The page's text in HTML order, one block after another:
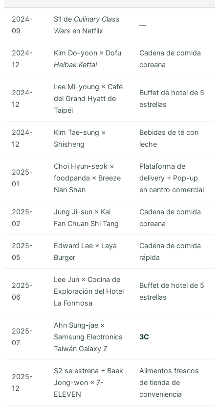
2024-
09
S1 de Culinary Class
Wars en Netflix
—
2024-
12
Kim Do-yoon × Dofu
Heibak Kettai
Cadena de comida
coreana
2024-
12
Lee Mi-young × Café
del Grand Hyatt de
Taipéi
Buffet de hotel de 5
estrellas
2024-
12
Kim Tae-sung ×
Shisheng
Bebidas de té con
leche
2025-
01
Choi Hyun-seok ×
foodpanda × Breeze
Nan Shan
Plataforma de
delivery + Pop-up
en centro comercial
2025-
02
Jung Ji-sun × Kai
Fan Chuan Shi Tang
Cadena de comida
coreana
2025-
05
Edward Lee × Laya
Burger
Cadena de comida
rápida
2025-
06
Lee Jun × Cocina de
Exploración del Hotel
La Formosa
Buffet de hotel de 5
estrellas
2025-
07
Ahn Sung-jae ×
Samsung Electronics
Taiwán Galaxy Z
3C
2025-
12
S2 se estrena + Baek
Jong-won × 7-
ELEVEN
Alimentos frescos
de tienda de
conveniencia